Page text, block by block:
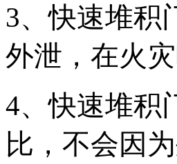
3、快速堆积
外泄，在火
4、快速堆积
比，不会因